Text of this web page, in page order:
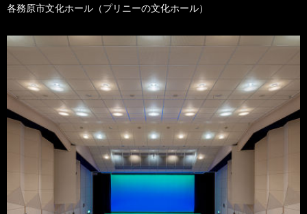
各務原市文化ホール（プリニーの文化ホール）